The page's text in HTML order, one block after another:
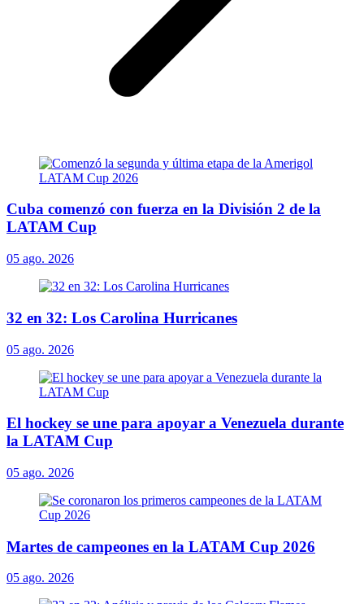
Cuba comenzó con fuerza en la División 2 de la
LATAM Cup
05 ago. 2026
32 en 32: Los Carolina Hurricanes
05 ago. 2026
El hockey se une para apoyar a Venezuela durante
la LATAM Cup
05 ago. 2026
Martes de campeones en la LATAM Cup 2026
05 ago. 2026